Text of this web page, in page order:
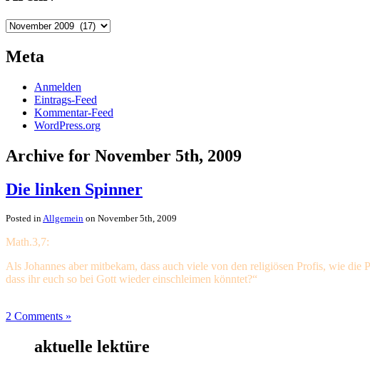
Archiv
Meta
Anmelden
Eintrags-Feed
Kommentar-Feed
WordPress.org
Archive for November 5th, 2009
Die linken Spinner
Posted inAllgemein on November 5th, 2009
Math.3,7:
Als Johannes aber mitbekam, dass auch viele von den religiösen Profis, wie
dass ihr euch so bei Gott wieder einschleimen könntet?“
2 Comments »
aktuelle lektüre